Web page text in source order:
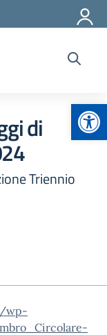
di
Triennio
wp-